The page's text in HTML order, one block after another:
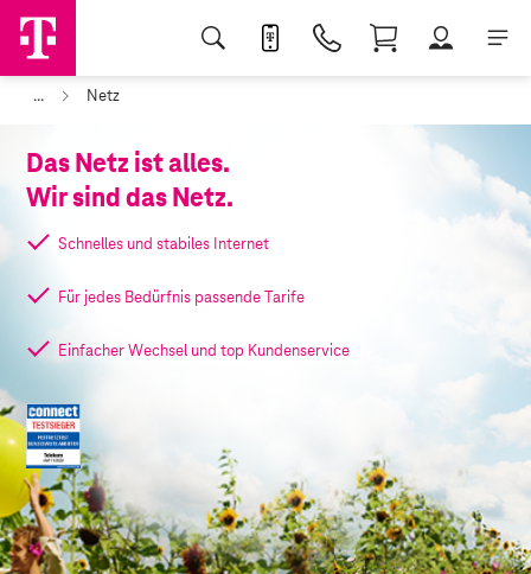
... Netz
Das Netz ist alles.
Wir sind das Netz.
Schnelles und stabiles Internet
Für jedes Bedürfnis passende Tarife
Einfacher Wechsel und top Kundenservice